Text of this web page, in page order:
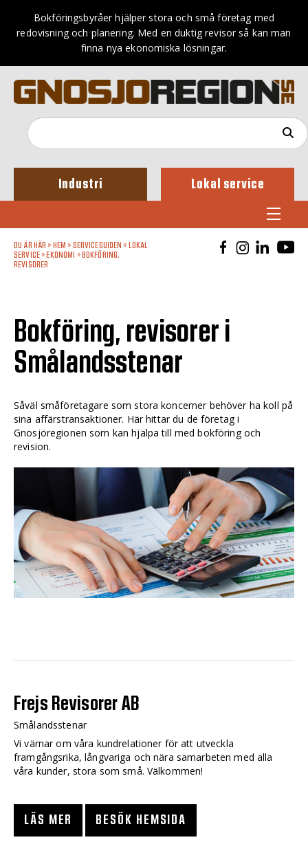
Bokföringsbyråer hjälper stora och små företag med
redovisning och planering. Med en duktig revisor så kan man
finna nya ekonomiska lösningar.
Industri Lokal service
DU ÄR HÄR » HEM » SERVICEGUIDEN »
LOKAL
SERVICE» EKONOMI » BOKFÖRING,
REVISORER
Bokföring, revisorer i
Smålandsstenar
Såväl småföretagare som stora koncerner behöver ha koll på
sina affärstransaktioner. Här hittar du de företag i
Gnosjöregionen som kan hjälpa till med bokföring och
revision.
Frejs Revisorer AB
Smålandsstenar
Vi värnar om våra kundrelationer för att utveckla
framgångsrika, långvariga och nära samarbeten med alla
våra kunder, stora som små. Välkommen!
LÄS MER BESÖK HEMSIDA